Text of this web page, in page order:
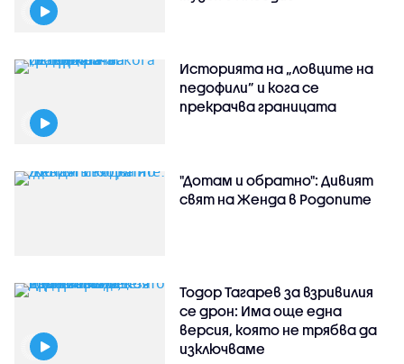
Историята на „ловците на
педофили” и кога се
прекрачва границата
"Дотам и обратно": Дивият
свят на Женда в Родопите
Тодор Тагарев за взривилия
се дрон: Има още една
версия, която не трябва да
изключваме